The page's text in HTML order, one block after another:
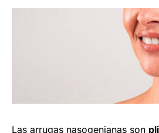
Las arrugas nasogenianas son